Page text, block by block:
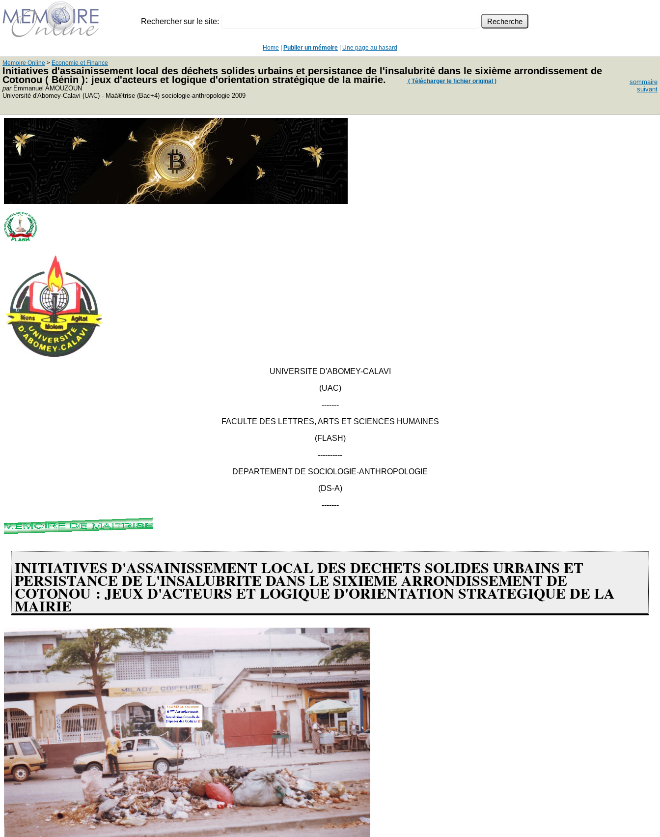
Rechercher sur le site:
Home Publier un mémoire Une page au hasard
Memoire Online > Economie et Finance
Initiatives d'assainissement local des déchets solides urbains et persistance de l'insalubrité dans le sixième arrondissement de
Cotonou ( Bénin ): jeux d'acteurs et logique d'orientation stratégique de la mairie.
( Télécharger le fichier original )
parEmmanuel AMOUZOUN
Université d'Abomey-Calavi (UAC) - Maà®trise (Bac+4) sociologie-anthropologie 2009
sommaire
suivant
UNIVERSITE D'ABOMEY-CALAVI
(UAC)
-------
FACULTE DES LETTRES, ARTS ET SCIENCES HUMAINES
(FLASH)
----------
DEPARTEMENT DE SOCIOLOGIE-ANTHROPOLOGIE
(DS-A)
-------
INITIATIVES D'ASSAINISSEMENT LOCAL DES DECHETS SOLIDES URBAINS ET
PERSISTANCE DE L'INSALUBRITE DANS LE SIXIEME ARRONDISSEMENT DE
COTONOU : JEUX D'ACTEURS ET LOGIQUE D'ORIENTATION STRATEGIQUE DE LA
MAIRIE